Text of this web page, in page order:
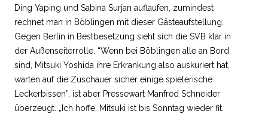
Ding Yaping und Sabina Surjan auflaufen, zumindest
rechnet man in Böblingen mit dieser Gästeaufstellung.
Gegen Berlin in Bestbesetzung sieht sich die SVB klar in
der Außenseiterrolle. “Wenn bei Böblingen alle an Bord
sind, Mitsuki Yoshida ihre Erkrankung also auskuriert hat,
warten auf die Zuschauer sicher einige spielerische
Leckerbissen”, ist aber Pressewart Manfred Schneider
überzeugt. „Ich hoffe, Mitsuki ist bis Sonntag wieder fit.